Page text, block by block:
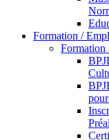
Formation /
Formation